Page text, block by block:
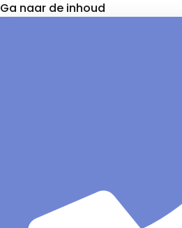
Ga naar de inhoud